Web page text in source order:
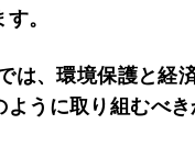
。
は、環境保護と経
うに取り組むべき